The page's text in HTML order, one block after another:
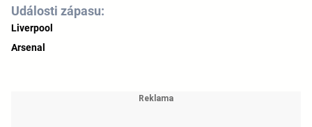
Události zápasu:
Liverpool
Arsenal